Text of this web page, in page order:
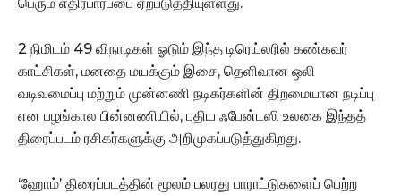
2 நிமிடம் 49 விநாடிகள் ஓடும் இந்த டிரெய்லரில் கண்கவர்
காட்சிகள், மனதை மயக்கும் இசை, தெளிவான ஒலி
வடிவமைப்பு மற்றும் முன்னணி நடிகர்களின் திறமையான நடிப்பு
என பழங்கால பின்னணியில், புதிய ஃபேன்டஸி உலகை இந்தத்
திரைப்படம் ரசிகர்களுக்கு அறிமுகப்படுத்துகிறது.
‘ஹோம்’ திரைப்படத்தின் மூலம் பலரது பாராட்டுகளைப் பெற்ற